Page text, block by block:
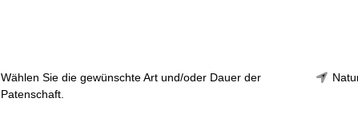
Wählen Sie die gewünschte Art und/oder Dauer der
Patenschaft.